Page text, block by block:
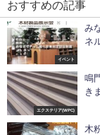
おすすめの記事
イベント
み
ネ
エクステリア(WPC)
鳴
き
木